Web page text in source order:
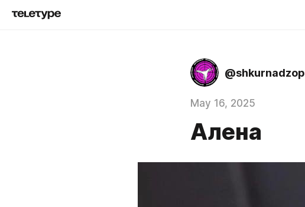
@shkurnadzop
May 16, 2025
Алена